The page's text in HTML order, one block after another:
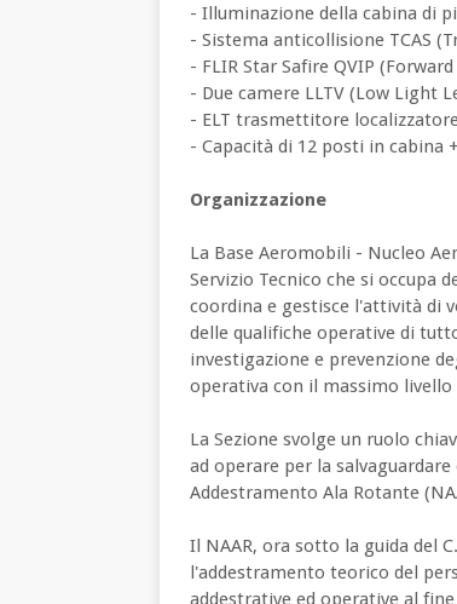
- Illuminazione della cabina di
- Sistema anticollisione TCAS
- FLIR Star Safire QVIP
- Due camere LLTV (Low Light
- ELT trasmettitore
- Capacità di 12 posti in cabina
Organizzazione
La Base Aeromobili - Nucleo
Servizio Tecnico che si occupa
coordina e gestisce l'attività di
delle qualifiche operative di
investigazione e prevenzione
operativa con il massimo
La Sezione svolge un ruolo
ad operare per la
Addestramento Ala Rotante
Il NAAR, ora sotto la guida del
l'addestramento teorico del
addestrative ed operative al